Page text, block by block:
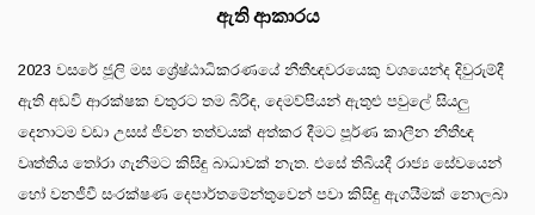
ඇති ආකාරය
2023 වසරේ ජූලි මස ශ්‍රේෂ්ඨාධිකරණයේ නීතීඥවරයෙකු වශයෙන්ද දිවුරුම්දී
ඇති අඩවි ආරක්ෂක චතුරට තම බිරිඳ, දෙමව්පියන් ඇතුළු පවුලේ සියලු
දෙනාටම වඩා උසස් ජීවන තත්වයක් අත්කර දීමට පූර්ණ කාලීන නීතීඥ
වෘත්තිය තෝරා ගැනීමට කිසිඳු බාධාවක් නැත. එසේ තිබියදී රාජ්‍ය සේවයෙන්
හෝ වනජීවී සංරක්ෂණ දෙපාර්තමේන්තුවෙන් පවා කිසිඳු ඇගයීමක් නොලබා